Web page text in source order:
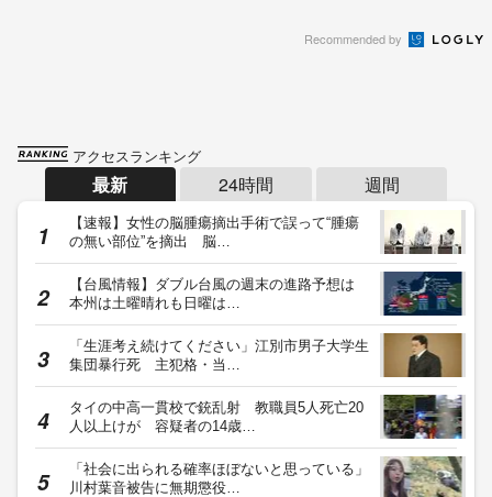
Recommended by
アクセスランキング
最新 24時間 週間
【速報】女性の脳腫瘍摘出手術で誤って“腫瘍
の無い部位”を摘出 脳…
【台風情報】ダブル台風の週末の進路予想は
本州は土曜晴れも日曜は…
「生涯考え続けてください」江別市男子大学生
集団暴行死 主犯格・当…
タイの中高一貫校で銃乱射 教職員5人死亡20
人以上けが 容疑者の14歳…
「社会に出られる確率ほぼないと思っている」
川村葉音被告に無期懲役…